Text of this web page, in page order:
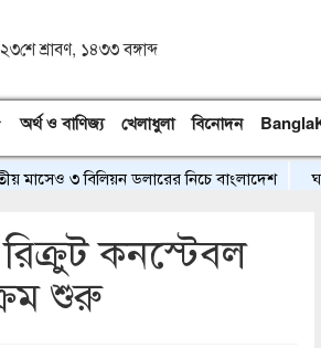
২৩শে শ্রাবণ, ১৪৩৩ বঙ্গাব্দ
অর্থ ও বাণিজ্য খেলাধুলা বিনোদন
৩ বিলিয়ন ডলারের নিচে বাংলাদেশ ঘন ঘন
কনস্টেবল
শুরু